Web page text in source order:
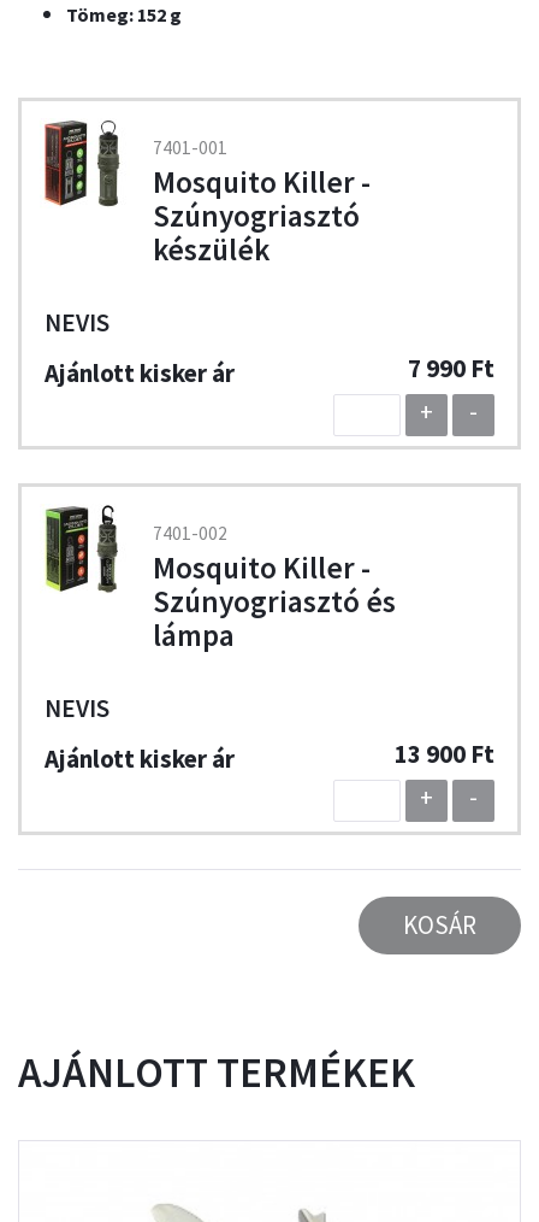
Tömeg: 152 g
7401-001
Mosquito Killer -
Szúnyogriasztó
készülék
NEVIS
7 990 Ft
+
-
7401-002
Mosquito Killer -
Szúnyogriasztó és
lámpa
NEVIS
13 900 Ft
+
-
KOSÁR
AJÁNLOTT TERMÉKEK